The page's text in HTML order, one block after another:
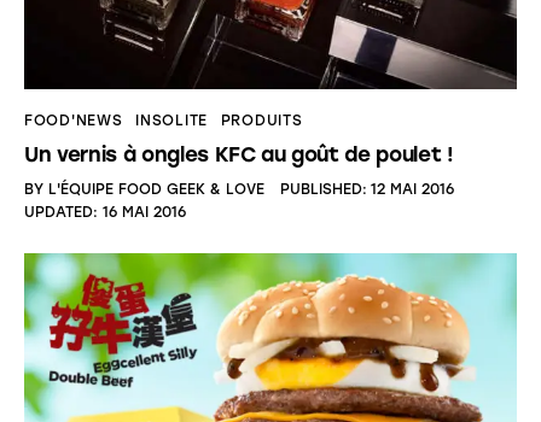
Food’Event
Food’Life
FOOD'NEWS INSOLITE PRODUITS
Un vernis à ongles KFC au goût de poulet !
BY L'ÉQUIPE FOOD GEEK & LOVE PUBLISHED: 12 MAI 2016
UPDATED: 16 MAI 2016